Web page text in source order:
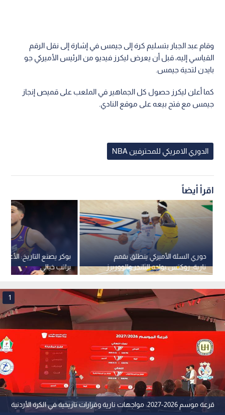
وقام عبد الجبار بتسليم كرة إلى جيمس في إشارة إلى نقل الرقم
القياسي إليه، قبل أن يعرض ليكرز فيديو من الرئيس الأميركي جو
بايدن لتحية جيمس.
كما أعلن ليكرز حصول كل الجماهير في الملعب على قميص إنجاز
جيمس مع فتح بيعه على موقع النادي.
الدوري الامريكي للمحترفين NBA
اقرأ أيضاً
براتب خيالي
دوري السلة الأميركي ينطلق بقمم
نارية: روكتس يواجه الثاندر والووريرز
يصطدم بالليكرز
قرعة موسم 2026-2027: مواجهات نارية وقرارات تاريخية في الكرة الأردنية
1